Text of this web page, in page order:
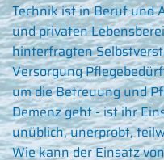
Technik ist in Beruf und
und privaten
hinterfragten
Versorgung
um die Betreuung und
Demenz geht - ist ihr
unüblich, unerprobt,
Wie kann der Einsatz